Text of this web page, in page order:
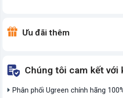
Ưu đãi thêm
Chúng tôi cam kết với
Phân phối Ugreen chính hãng